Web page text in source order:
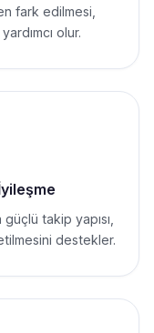
fark edilmesi,
olur.
takip yapısı,
destekler.